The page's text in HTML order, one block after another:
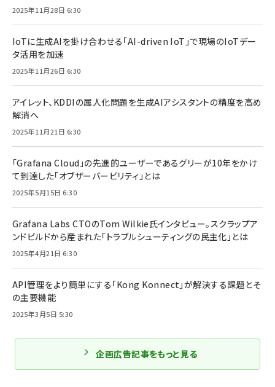
2025年11月28日 6:30
IoTに生成AIを掛け合わせる「AI-driven IoT」で現場のIoTデー
タ活用を加速
2025年11月26日 6:30
アイレット、KDDIの属人化問題を生成AIアシスタントの精度を高め
解消へ
2025年11月21日 6:30
「Grafana Cloud」の先進的ユーザーであるグリーが10年をかけ
て到達した「オブザーバービリティ」とは
2025年5月15日 6:30
Grafana Labs CTOのTom Wilkie氏インタビュー。スクラップア
ンドビルドから産まれた「トラブルシューティングの民主化」とは
2025年4月21日 6:30
API管理をより簡単にする「Kong Konnect」が解決する課題とそ
の主要機能
2025年3月5日 5:30
企画広告記事をもっと見る